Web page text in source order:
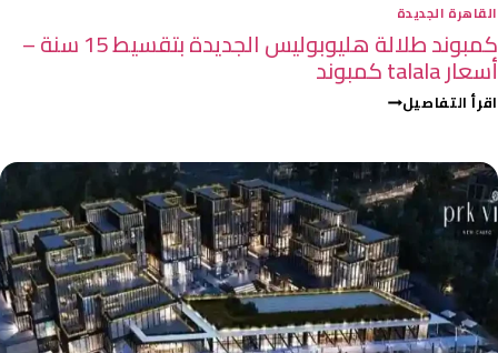
القاهرة الجديدة
كمبوند طلالة هليوبوليس الجديدة بتقسيط 15 سنة –
أسعار talala كمبوند
اقرأ التفاصيل